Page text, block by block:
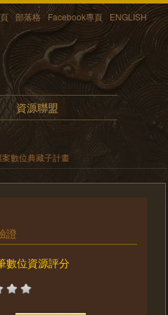
部落格 Facebook專頁 ENGLISH
資源聯盟
數位典藏子計畫
證
數位資源評分